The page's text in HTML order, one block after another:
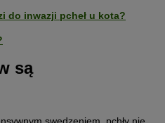
do inwazji pcheł u kota?
są